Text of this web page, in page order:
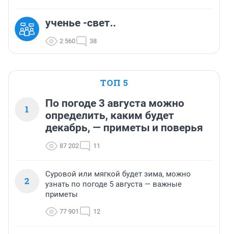
ученье -свет..
2 560 38
ТОП 5
1
По погоде 3 августа можно
определить, каким будет
декабрь, — приметы и поверья
87 202 11
2
Суровой или мягкой будет зима, можно
узнать по погоде 5 августа — важные
приметы
77 901 12